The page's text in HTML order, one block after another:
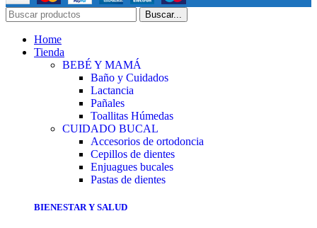
Buscar...
Home
Tienda
BEBÉ Y MAMÁ
Baño y Cuidados
Lactancia
Pañales
Toallitas Húmedas
CUIDADO BUCAL
Accesorios de ortodoncia
Cepillos de dientes
Enjuagues bucales
Pastas de dientes
BIENESTAR Y SALUD